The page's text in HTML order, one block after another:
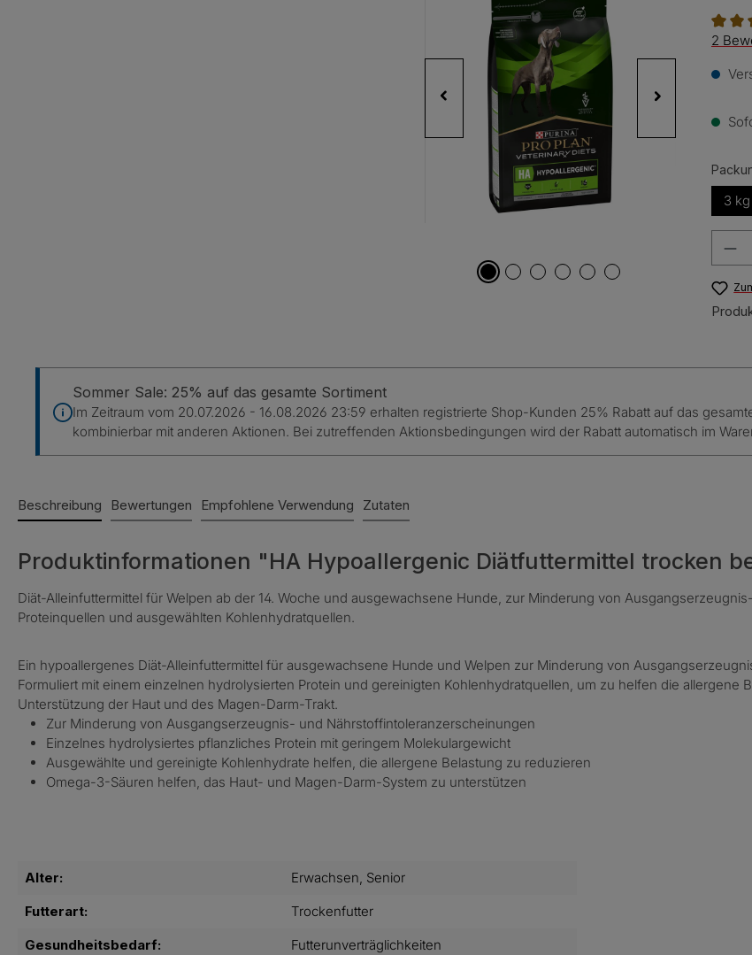
2
3 kg
Sommer Sale: 25% auf das gesamte Sortiment
Im Zeitraum vom 20.07.2026 - 16.08.2026 23:59 erhalten registrierte Shop-Kunden 25% Rabatt auf das
kombinierbar mit anderen Aktionen. Bei zutreffenden Aktionsbedingungen wird der Rabatt automatisch im
Beschreibung Bewertungen Empfohlene Verwendung Zutaten
Produktinformationen "HA Hypoallergenic Diätfuttermittel trocken
Diät-Alleinfuttermittel für Welpen ab der 14. Woche und ausgewachsene Hunde, zur Minderung von
Proteinquellen und ausgewählten Kohlenhydratquellen.
Ein hypoallergenes Diät-Alleinfuttermittel für ausgewachsene Hunde und Welpen zur Minderung von
Formuliert mit einem einzelnen hydrolysierten Protein und gereinigten Kohlenhydratquellen, um zu helfen die
Unterstützung der Haut und des Magen-Darm-Trakt.
Zur Minderung von Ausgangserzeugnis- und Nährstoffintoleranzerscheinungen
Einzelnes hydrolysiertes pflanzliches Protein mit geringem Molekulargewicht
Ausgewählte und gereinigte Kohlenhydrate helfen, die allergene Belastung zu reduzieren
Omega-3-Säuren helfen, das Haut- und Magen-Darm-System zu unterstützen
Alter: Erwachsen, Senior
Futterart:
Trockenfutter
Gesundheitsbedarf:
Futterunverträglichkeiten